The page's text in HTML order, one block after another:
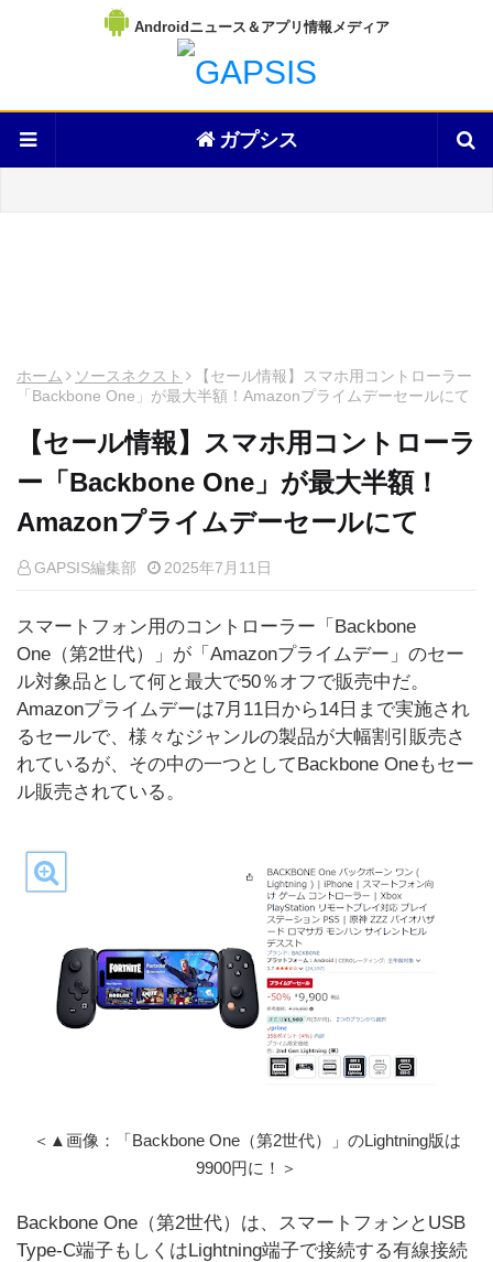
Androidニュース＆アプリ情報メディア
ガプシス
ホーム ソースネクスト
【セール情報】スマホ用コントローラー
「Backbone One」が最大半額！Amazonプライムデーセールにて
【セール情報】スマホ用コントローラ
ー「Backbone One」が最大半額！
Amazonプライムデーセールにて
GAPSIS編集部 2025年7月11日
スマートフォン用のコントローラー「Backbone
One（第2世代）」が「Amazonプライムデー」のセー
ル対象品として何と最大で50％オフで販売中だ。
Amazonプライムデーは7月11日から14日まで実施され
るセールで、様々なジャンルの製品が大幅割引販売さ
れているが、その中の一つとしてBackbone Oneもセー
ル販売されている。
＜▲画像：「Backbone One（第2世代）」のLightning版は
9900円に！＞
Backbone One（第2世代）は、スマートフォンとUSB
Type-C端子もしくはLightning端子で接続する有線接続